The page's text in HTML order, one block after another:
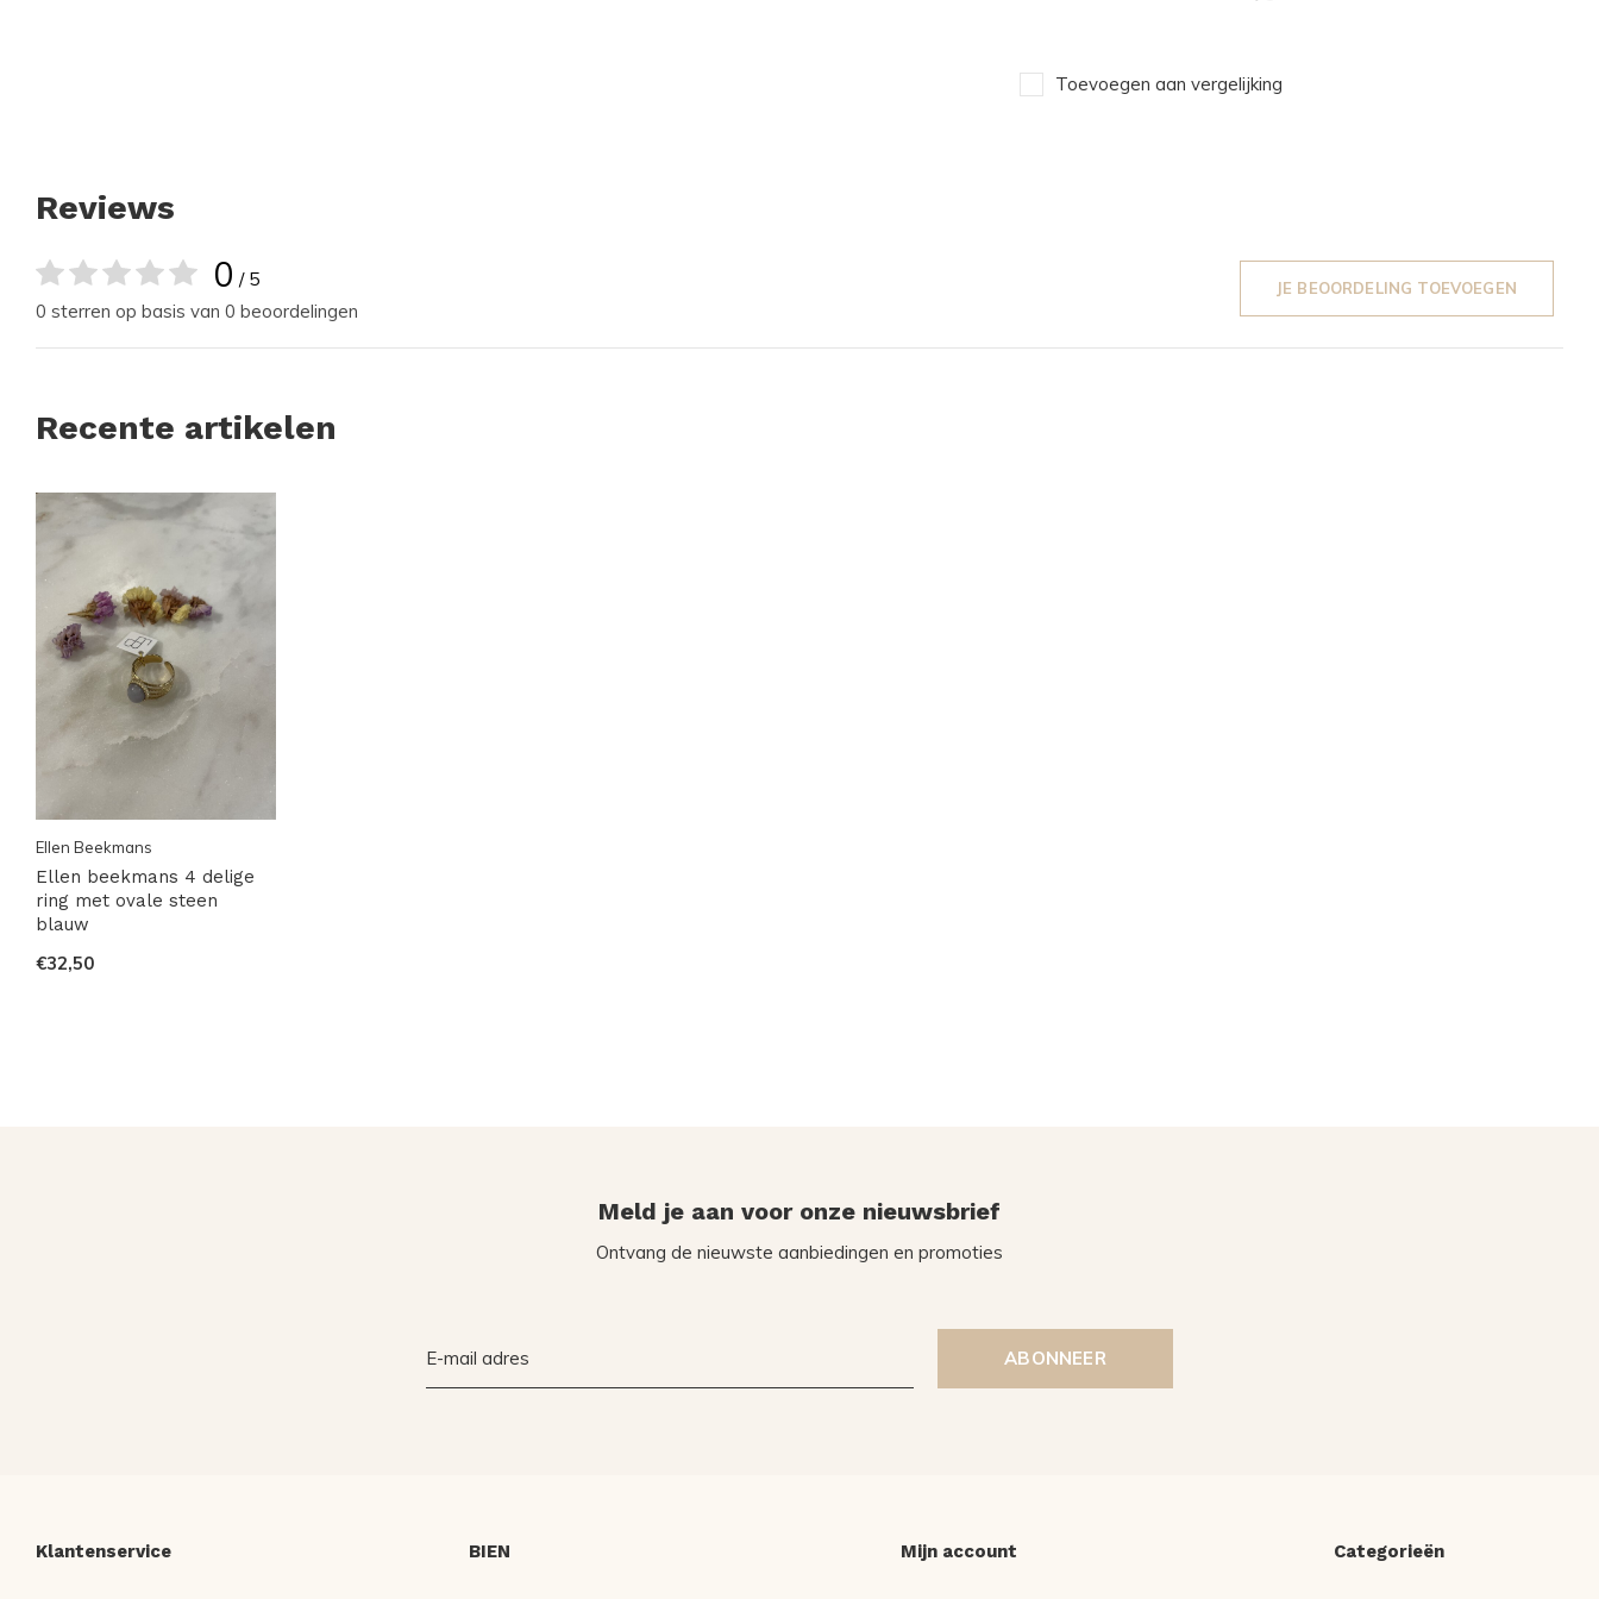
Toevoegen aan vergelijking
Reviews
0 / 5
0 sterren op basis van 0 beoordelingen
JE BEOORDELING TOEVOEGEN
Recente artikelen
Ellen Beekmans
Ellen beekmans 4 delige
ring met ovale steen
blauw
€32,50
Meld je aan voor onze nieuwsbrief
Ontvang de nieuwste aanbiedingen en promoties
ABONNEER
Klantenservice BIEN Mijn account Categorieën